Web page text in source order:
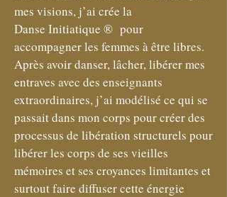
mes visions, j’ai crée la
Danse Initiatique ® pour
accompagner les femmes à être libres.
Après avoir danser, lâcher, libérer mes
entraves avec des enseignants
extraordinaires, j’ai modélisé ce qui se
passait dans mon corps pour créer des
processus de libération structurels pour
libérer les corps de ses vieilles
mémoires et ses croyances limitantes et
surtout faire diffuser cette énergie